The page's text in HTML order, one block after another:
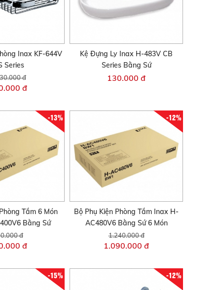
Inax KF-644V
Series
đ
đ
Kệ Đựng Ly Inax H-483V CB
Series Bằng Sứ
130.000 đ
-13%
Tắm 6 Món
Bằng Sứ
đ
đ
-12%
Bộ Phụ Kiện Phòng Tắm Inax H-
AC480V6 Bằng Sứ 6 Món
1.240.000 đ
1.090.000 đ
-15% -12%